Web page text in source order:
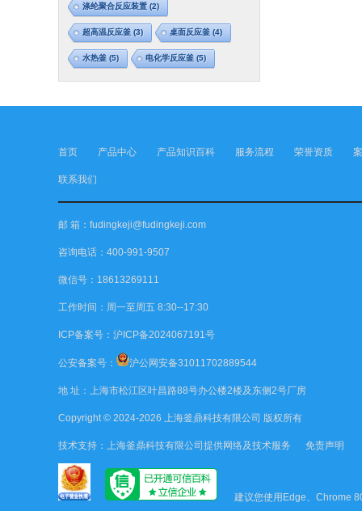
涤纶聚合反应装置(2)
超高温反应釜 (3) 桌面反应釜 (4)
水热釜 (5) 电化学反应釜 (5)
首页 产品中心 产品知识百科 服务流程 荣誉资质
联系我们
邮 箱：fudingkeji@fudingkeji.com
咨询电话：400-991-9507
微信号：18613269111
工作时间：周一至周五 8:30--17:30
ICP备案号： 沪ICP备2024067191号
公安备案号： 沪公网安备31011702889544
地 址：上海市松江区叶昌路88号办公楼2楼及东侧2号厂房
Copyright © 2024-2026 上海釜鼎科技有限公司 版权所有
技术支持： 上海釜鼎科技有限公司提供网络及技术服务 免责声明
建议您使用Edge、Chrome